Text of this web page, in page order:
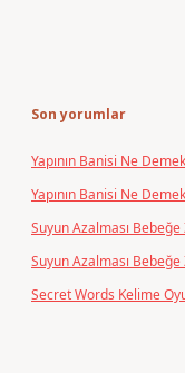
Son yorumlar
Yapının Banisi Ne Demek
Yapının Banisi Ne Demek
Suyun Azalması
Suyun Azalması
Secret Words Kelime